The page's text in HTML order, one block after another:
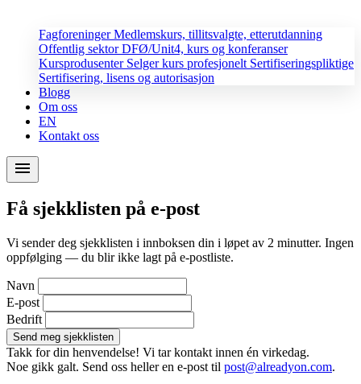
FagforeningerMedlemskurs, tillitsvalgte, etterutdanning
Offentlig sektorDFØ/Unit4, kurs og konferanser
Kursprodusenter Selger kurs profesjonelt Sertifiseringspliktige
Sertifisering, lisens og autorisasjon
Blogg
Om oss
EN
Kontakt oss
menu
Få sjekklisten på e-post
Vi sender deg sjekklisten i innboksen din i løpet av 2 minutter. Ingen
oppfølging — du blir ikke lagt på e-postliste.
Navn
E-post
Bedrift
Send meg sjekklisten
Takk for din henvendelse! Vi tar kontakt innen én virkedag.
Noe gikk galt. Send oss heller en e-post til post@alreadyon.com.